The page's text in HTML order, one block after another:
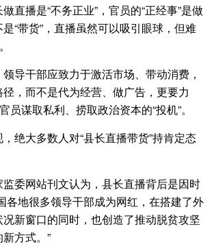
播是“不务正业”，官员的“正经事”是做
“带货”，直播虽然可以吸引眼球，但难
干部应致力于激活市场、带动消费，
，而不是代为经营、做广告，更要力
员谋取私利、捞取政治资本的“投机”。
大多数人对“县长直播带货”持肯定态
网站刊文认为，县长直播背后是因时
各地很多领导干部成为网红，在搭建了外
新窗口的同时，也创造了推动脱贫攻坚
方式。”